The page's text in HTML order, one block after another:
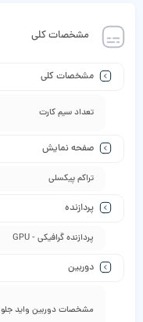
مشخصات کلی
مشخصات کلی
تعداد سیم کارت
صفحه نمایش
تراکم پیکسلی
پردازنده
پردازنده گرافیکی - GPU
دوربین
مشخصات دوربین واید جلو